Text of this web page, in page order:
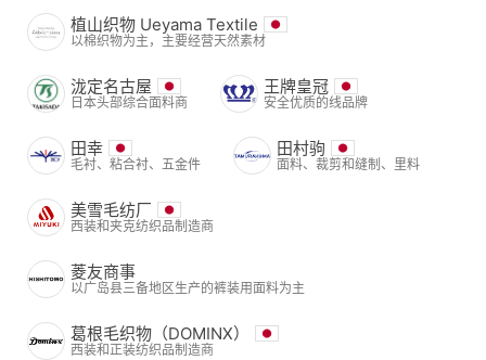
植山织物 Ueyama Textile
以棉织物为主，主要经营天然素材
泷定名古屋
日本头部综合面料商
王牌皇冠
安全优质的线品牌
田幸
毛衬、粘合衬、五金件
田村驹
面料、裁剪和缝制、里料
美雪毛纺厂
西装和夹克纺织品制造商
菱友商事
以广岛县三备地区生产的裤装用面料为主
葛根毛织物（DOMINX）
西装和正装纺织品制造商